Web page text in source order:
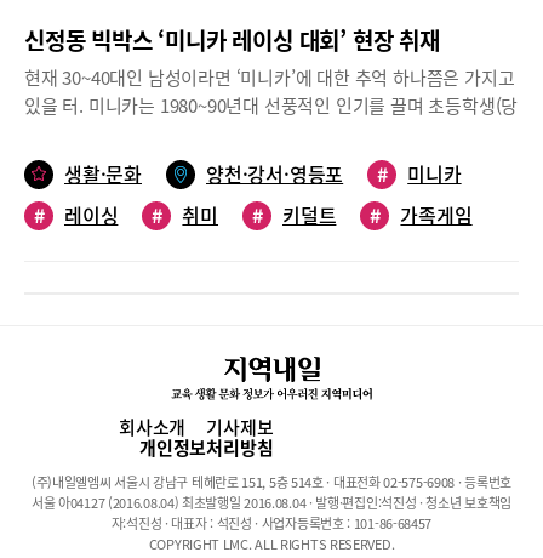
신정동 빅박스 ‘미니카 레이싱 대회’ 현장 취재
현재 30~40대인 남성이라면 ‘미니카’에 대한 추억 하나쯤은 가지고
있을 터. 미니카는 1980~90년대 선풍적인 인기를 끌며 초등학생(당
장 ‘빅박스’에서 열린 ‘타미야 미니사구 레이싱 대회’ 현장을 찾아
어릴 적 추억에 푹 빠진 키덜트(kidult)와 아빠의 취미를 공유하는
자녀들을 만나보았다.박진감 넘치는 승부! 미니카 레이싱 대회지난
기 시작했는데, 아빠와 함께 경기에 참석한 초등학생부터 2019년
미니카 월드 챌린지 한국 국가대표 선수까지 다양한 조합이 눈길을
끌었다.예선전은 총 5라운드. 2019년 미니카 월드챌린지 한국 국가
대표 선수로 활약한 서운학씨가 일찌감치 포인트를 따서 결승 진출
토너먼트 방식을 진행, 더욱 더 흥미진진한 경기를 펼쳤다. 눈이 따
라가기 힘든 속도감, 웨이브코스를 매끄럽게 돌고, 점프 구간을 무
사히 넘길 때마다 터지는 함성과 박수, 빠른 속도를 이기지 못해 트
생활·문화 양천·강서·영등포 #
미니카
#
레이싱 # 취미 # 키덜트 #
가족게임
회사소개 기사제보
개인정보처리방침
(주)내일엘엠씨 서울시 강남구 테헤란로 151, 5층 514호 · 대표전화 02-575-6908 · 등록번호
서울 아04127 (2016.08.04) 최초발행일 2016.08.04 · 발행·편집인:석진성 · 청소년 보호책임
자:석진성 · 대표자 : 석진성 · 사업자등록번호 : 101-86-68457
COPYRIGHT LMC. ALL RIGHTS RESERVED.